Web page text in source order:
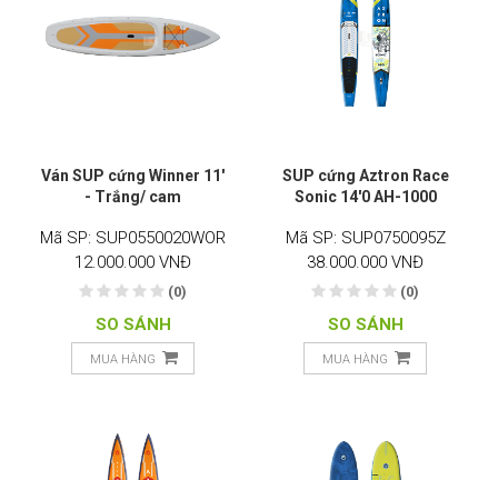
Ván SUP cứng Winner 11'
- Trắng/ cam
Mã SP: SUP0550020WOR
12.000.000 VNĐ
(0)
SO SÁNH
MUA HÀNG
SUP cứng Aztron Race
Sonic 14'0 AH-1000
Mã SP: SUP0750095Z
38.000.000 VNĐ
(0)
SO SÁNH
MUA HÀNG